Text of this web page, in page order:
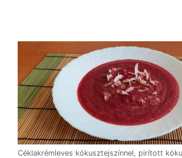
Céklakrémleves kókusztejszínnel, pirított